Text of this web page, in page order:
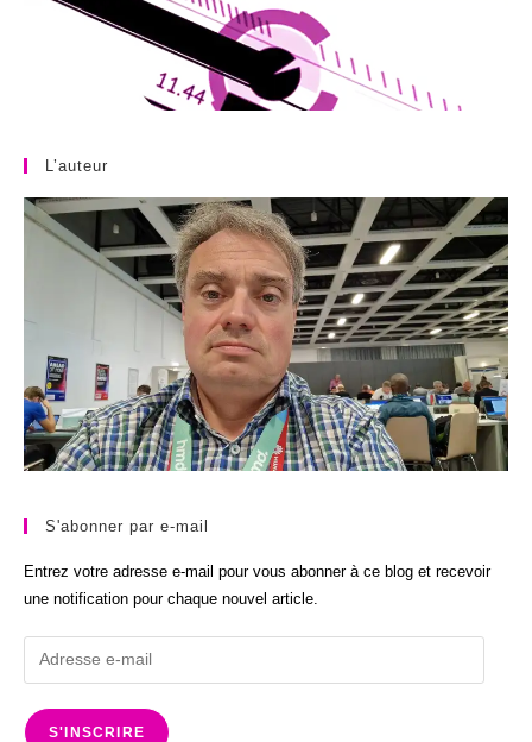
L’auteur
S'abonner par e-mail
Entrez votre adresse e-mail pour vous abonner à ce blog et recevoir
une notification pour chaque nouvel article.
Adresse
e-
mail
S'INSCRIRE